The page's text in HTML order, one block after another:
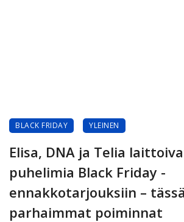
BLACK FRIDAY YLEINEN
Elisa, DNA ja Telia
puhelimia Black Friday -
ennakkotarjouksiin – tässä
parhaimmat poiminnat